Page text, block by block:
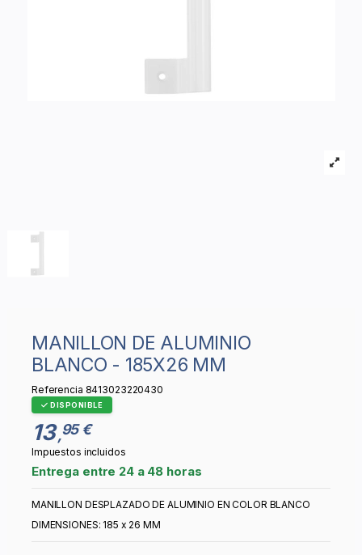
MANILLON DE ALUMINIO
BLANCO - 185X26 MM
Referencia 8413023220430
DISPONIBLE
13 ,95 €
Impuestos incluidos
Entrega entre 24 a 48 horas
MANILLON DESPLAZADO DE ALUMINIO EN COLOR BLANCO
DIMENSIONES: 185 x 26 MM